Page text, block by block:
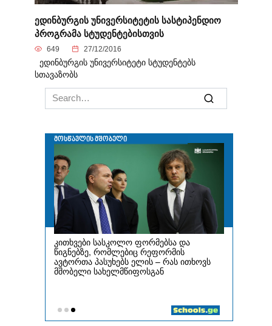
ედინბურგის უნივერსიტეტის სასტიპენდიო
პროგრამა სტუდენტებისთვის
649 27/12/2016
ედინბურგის უნივერსიტეტი სტუდენტებს
სთავაზობს
Search
for: